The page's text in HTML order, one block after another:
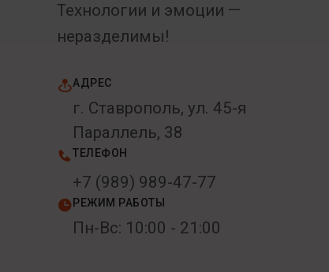
Технологии и эмоции —
неразделимы!
АДРЕС
г. Ставрополь, ул. 45-я
Параллель, 38
ТЕЛЕФОН
+7 (989) 989-47-77
РЕЖИМ РАБОТЫ
Пн-Вс: 10:00 - 21:00